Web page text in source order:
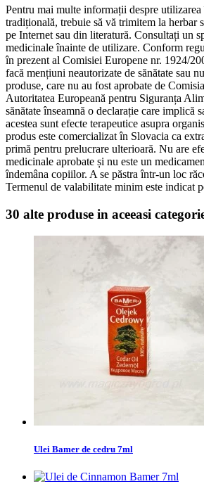
Pentru mai multe informații despre
tradițională, trebuie să vă trimitem la herbar
pe Internet sau din literatură. Consultați un
medicinale înainte de utilizare. Conform
în prezent al Comisiei Europene nr. 1924/
facă mențiuni neautorizate de sănătate sau
produse, care nu au fost aprobate de
Autoritatea Europeană pentru Siguranța
sănătate înseamnă o declarație care implică
acestea sunt efecte terapeutice asupra
produs este comercializat în Slovacia ca
primă pentru prelucrare ulterioară. Nu are
medicinale aprobate și nu este un
îndemâna copiilor. A se păstra într-un loc
Termenul de valabilitate minim este indicat
30 alte produse in aceeasi
Ulei Bamer de cedru 7ml